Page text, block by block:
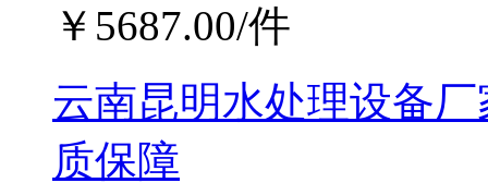
￥ 5687.00/件
云南昆明水处理设备
质保障